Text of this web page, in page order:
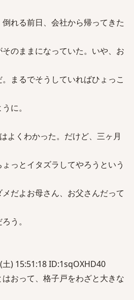
れる前日、会社から帰ってきた
のままになっていた。いや、お
まるでそうしていればひょっこ
に。
よくわかった。だけど、三ヶ月
っとイタズラしてやろうという
だよお母さん、お父さんだって
う。
) 15:51:18 ID:1sqOXHD40
おって、格子戸をわざと大きな